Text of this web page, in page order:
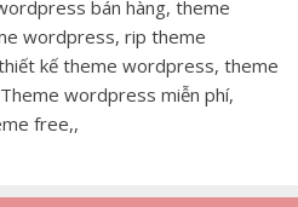
bán hàng, theme
wordpress, rip theme
kế theme wordpress, theme
wordpress miễn phí,
free,,